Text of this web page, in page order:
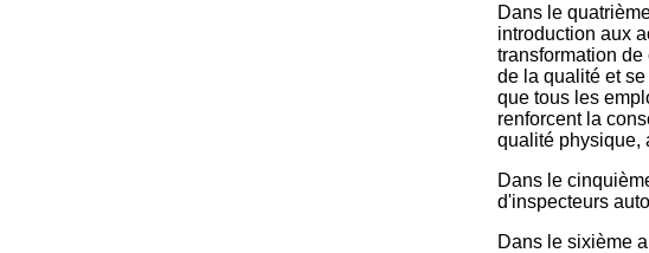
Dans le
introduction aux
transformation
de la qualité et
que tous les
renforcent la
qualité physique,
Dans le
d'inspecteurs
Dans le sixième